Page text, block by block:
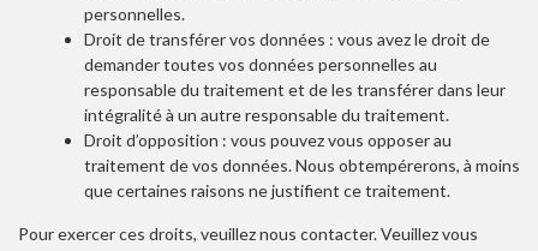
personnelles.
Droit de transférer vos données : vous avez le droit de
demander toutes vos données personnelles au
responsable du traitement et de les transférer dans leur
intégralité à un autre responsable du traitement.
Droit d’opposition : vous pouvez vous opposer au
traitement de vos données. Nous obtempérerons, à moins
que certaines raisons ne justifient ce traitement.
Pour exercer ces droits, veuillez nous contacter. Veuillez vous